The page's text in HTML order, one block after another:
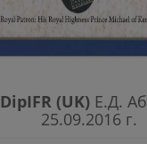
(UK)Е.Д.
25.09.2016 г.